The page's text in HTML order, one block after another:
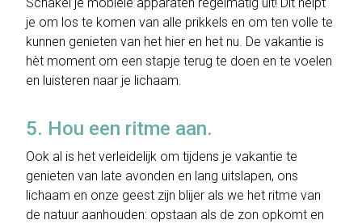
je om los te komen van alle prikkels en om ten volle te
kunnen genieten van het hier en het nu. De vakantie is
hèt moment om een stapje terug te doen en te voelen
en luisteren naar je lichaam.
5. Hou een ritme aan.
Ook al is het verleidelijk om tijdens je vakantie te
genieten van late avonden en lang uitslapen, ons
lichaam en onze geest zijn blijer als we het ritme van
de natuur aanhouden: opstaan als de zon opkomt en